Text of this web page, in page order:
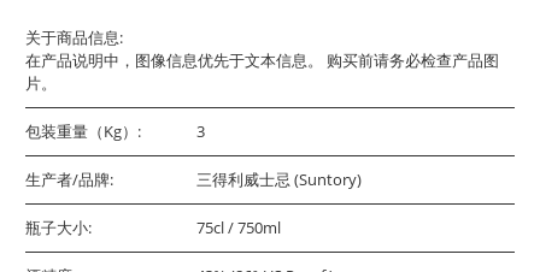
关于商品信息:
在产品说明中，图像信息优先于文本信息。 购买前请务必检查产品图
片。
包装重量（Kg）: 3
生产者/品牌: 三得利威士忌 (Suntory)
瓶子大小: 75cl / 750ml